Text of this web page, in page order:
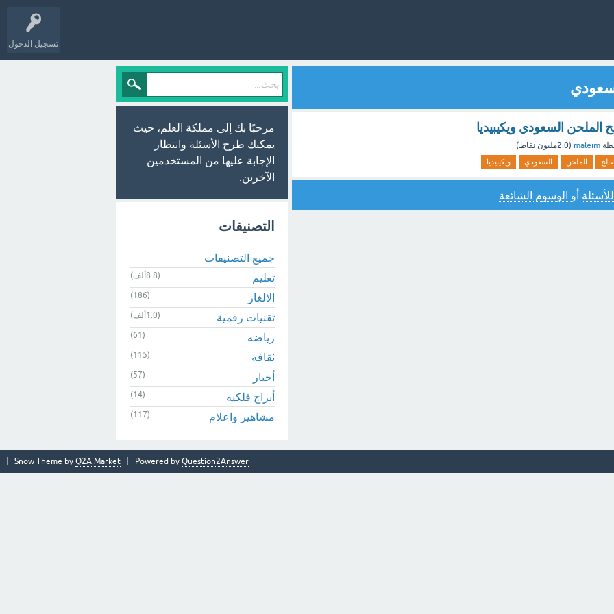
تسجيل الدخول
الملحن السعودي ويكيبيديا
maleim
(2.0مليون نقاط)
الملحن السعودي ويكيبيديا
أو الوسوم الشائعة
مرحبًا بك إلى مملكة العلم، حيث
يمكنك طرح الأسئلة وانتظار
الإجابة عليها من المستخدمين
الآخرين.
التصنيفات
جميع التصنيفات
تعليم
(8.8ألف)
الالغاز (186)
تقنيات رقمية (1.0ألف)
رياضه (61)
ثقافه (115)
أخبار (57)
أبراج فلكيه (14)
مشاهير واعلام (117)
Snow Theme by Q2A Market Powered by Question2Answer